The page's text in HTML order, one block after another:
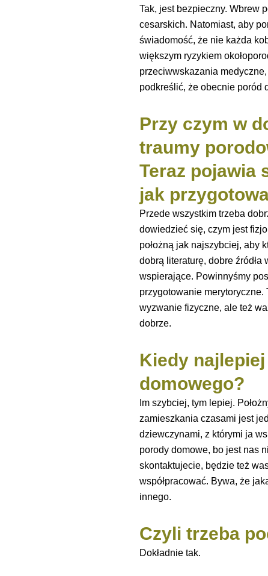
Tak, jest bezpieczny. Wbrew
cesarskich. Natomiast, aby
świadomość, że nie każda
większym ryzykiem
przeciwwskazania
podkreślić, że obecnie poród
Przy czym w
traumy
Teraz pojawia
jak
Przede wszystkim trzeba
dowiedzieć się, czym jest
położną jak najszybciej, aby
dobrą literaturę, dobre
wspierające. Powinnyśmy
przygotowanie
wyzwanie fizyczne, ale też
dobrze.
Kiedy
domowego?
Im szybciej, tym lepiej.
zamieszkania czasami jest
dziewczynami, z którymi ja
porody domowe, bo jest nas
skontaktujecie, będzie też
współpracować. Bywa, że
innego.
Czyli trzeba
Dokładnie tak.